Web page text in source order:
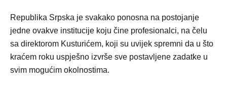
Republika Srpska je svakako ponosna na postojanje
jedne ovakve institucije koju čine profesionalci, na čelu
sa direktorom Kusturićem, koji su uvijek spremni da u što
kraćem roku uspješno izvrše sve postavljene zadatke u
svim mogućim okolnostima.